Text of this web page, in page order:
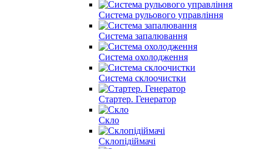
Система рульового управління
Система запалювання
Система охолодження
Система склоочистки
Стартер. Генератор
Скло
Склопідіймачі